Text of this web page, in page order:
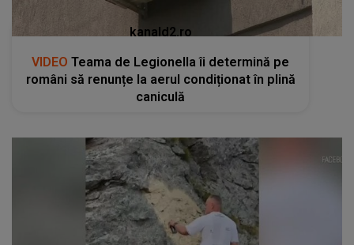
kanald2.ro
VIDEO Teama de Legionella îi determină pe
români să renunțe la aerul condiționat în plină
caniculă